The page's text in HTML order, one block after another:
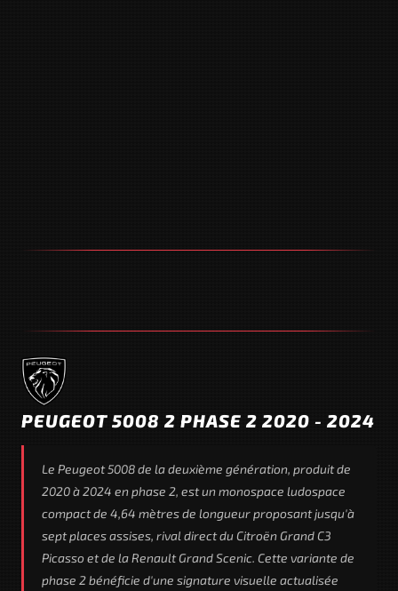
PEUGEOT 5008 2 PHASE 2 2020 - 2024
Le Peugeot 5008 de la deuxième génération, produit de
2020 à 2024 en phase 2, est un monospace ludospace
compact de 4,64 mètres de longueur proposant jusqu'à
sept places assises, rival direct du Citroën Grand C3
Picasso et de la Renault Grand Scenic. Cette variante de
phase 2 bénéficie d'une signature visuelle actualisée